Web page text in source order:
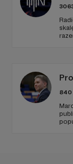
840